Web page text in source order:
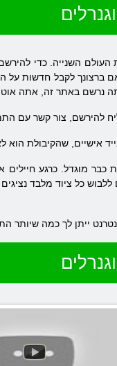
השנייה. כדי
לקבל חדשות על
כבר מוגדל.כרגע חיילים
ללבוש כל ציוד מלבד נציגים